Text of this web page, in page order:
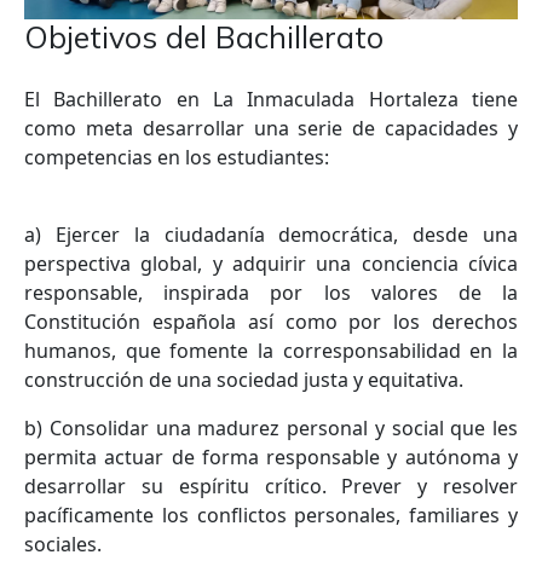
Objetivos del Bachillerato
El Bachillerato en La Inmaculada Hortaleza tiene
como meta desarrollar una serie de capacidades y
competencias en los estudiantes:
a) Ejercer la ciudadanía democrática, desde una
perspectiva global, y adquirir una conciencia cívica
responsable, inspirada por los valores de la
Constitución española así como por los derechos
humanos, que fomente la corresponsabilidad en la
construcción de una sociedad justa y equitativa.
b) Consolidar una madurez personal y social que les
permita actuar de forma responsable y autónoma y
desarrollar su espíritu crítico. Prever y resolver
pacíficamente los conflictos personales, familiares y
sociales.